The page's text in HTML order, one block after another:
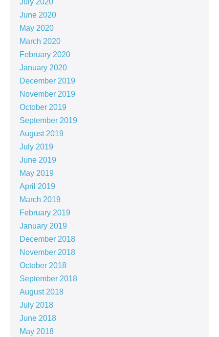
June 2020
May 2020
March 2020
February 2020
January 2020
December 2019
November 2019
October 2019
September 2019
August 2019
July 2019
June 2019
May 2019
April 2019
March 2019
February 2019
January 2019
December 2018
November 2018
October 2018
September 2018
August 2018
July 2018
June 2018
May 2018